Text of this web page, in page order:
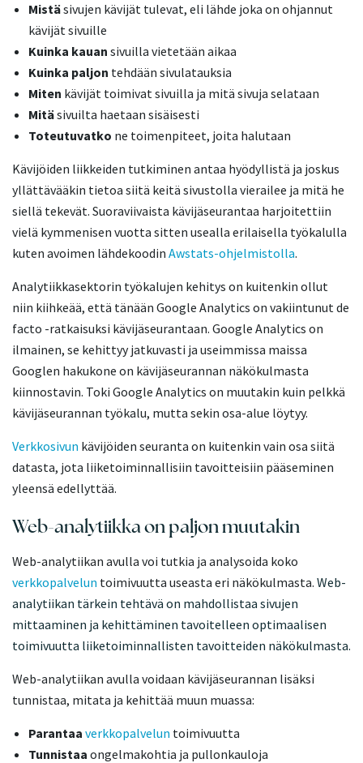
Mistäsivujen kävijät tulevat, eli lähde joka on ohjannut
kävijät sivuille
Kuinka kauan sivuilla vietetään aikaa
Kuinka paljon tehdään sivulatauksia
Miten kävijät toimivat sivuilla ja mitä sivuja selataan
Mitäsivuilta haetaan sisäisesti
Toteutuvatko ne toimenpiteet, joita halutaan
Kävijöiden liikkeiden tutkiminen antaa hyödyllistä ja joskus
yllättävääkin tietoa siitä keitä sivustolla vierailee ja mitä he
siellä tekevät. Suoraviivaista kävijäseurantaa harjoitettiin
vielä kymmenisen vuotta sitten usealla erilaisella työkalulla
kuten avoimen lähdekoodin Awstats-ohjelmistolla.
Analytiikkasektorin työkalujen kehitys on kuitenkin ollut
niin kiihkeää, että tänään Google Analytics on vakiintunut de
facto -ratkaisuksi kävijäseurantaan. Google Analytics on
ilmainen, se kehittyy jatkuvasti ja useimmissa maissa
Googlen hakukone on kävijäseurannan näkökulmasta
kiinnostavin. Toki Google Analytics on muutakin kuin pelkkä
kävijäseurannan työkalu, mutta sekin osa-alue löytyy.
Verkkosivun kävijöiden seuranta on kuitenkin vain osa siitä
datasta, jota liiketoiminnallisiin tavoitteisiin pääseminen
yleensä edellyttää.
Web-analytiikka on paljon muutakin
Web-analytiikan avulla voi tutkia ja analysoida koko
verkkopalvelun toimivuutta useasta eri näkökulmasta. Web-
analytiikan tärkein tehtävä on mahdollistaa sivujen
mittaaminen ja kehittäminen tavoitelleen optimaalisen
toimivuutta liiketoiminnallisten tavoitteiden näkökulmasta.
Web-analytiikan avulla voidaan kävijäseurannan lisäksi
tunnistaa, mitata ja kehittää muun muassa:
Parantaa verkkopalvelun toimivuutta
Tunnistaa ongelmakohtia ja pullonkauloja